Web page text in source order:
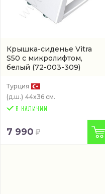
Крышка-сиденье Vitra
S50 с микролифтом,
белый (72-003-309)
Турция
(д.ш.) 44x36 см.
7 990